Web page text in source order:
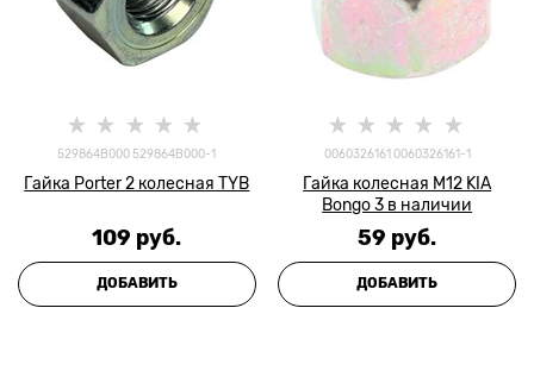
529864B000 529864B000-1
Гайка Porter 2 колесная TYB
109 руб.
ДОБАВИТЬ
0060326161 0060326161-1
Гайка колесная М12 KIA
Bongo 3 в наличии
59 руб.
ДОБАВИТЬ